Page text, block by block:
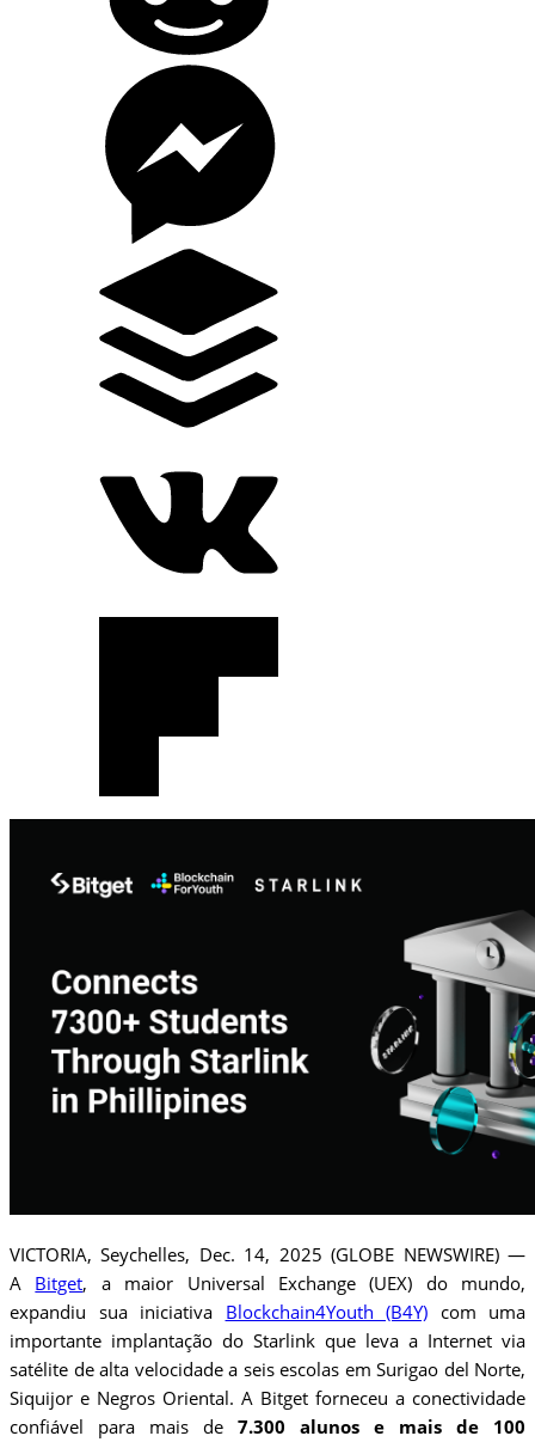
VICTORIA, Seychelles, Dec. 14, 2025 (GLOBE NEWSWIRE) —
A Bitget, a maior Universal Exchange (UEX) do mundo,
expandiu sua iniciativa Blockchain4Youth (B4Y) com uma
importante implantação do Starlink que leva a Internet via
satélite de alta velocidade a seis escolas em Surigao del Norte,
Siquijor e Negros Oriental. A Bitget forneceu a conectividade
confiável para mais de 7.300 alunos e mais de 100